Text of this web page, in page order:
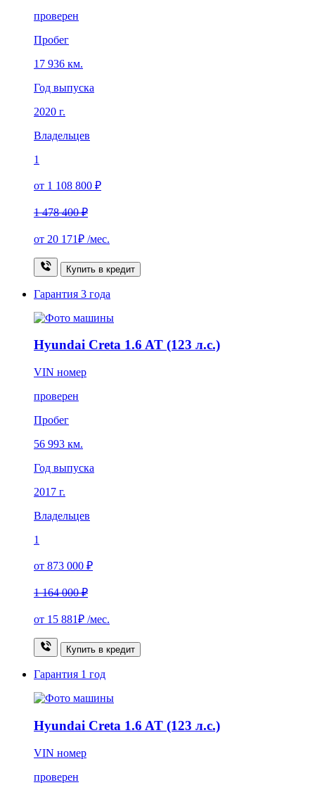
проверен
Пробег
17 936 км.
Год выпуска
2020 г.
Владельцев
1
от 1 108 800 ₽
1 478 400 ₽
от 20 171₽ /мес.
Купить в кредит
Гарантия 3 года
Hyundai Creta 1.6 AT (123 л.с.)
VIN номер
проверен
Пробег
56 993 км.
Год выпуска
2017 г.
Владельцев
1
от 873 000 ₽
1 164 000 ₽
от 15 881₽ /мес.
Купить в кредит
Гарантия 1 год
Hyundai Creta 1.6 AT (123 л.с.)
VIN номер
проверен